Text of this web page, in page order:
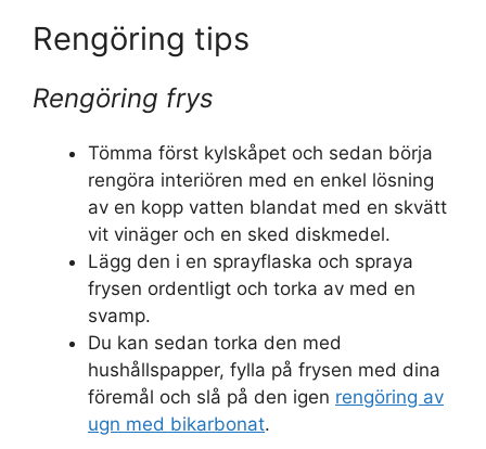
Rengöring tips
Rengöring frys
Tömma först kylskåpet och sedan börja
rengöra interiören med en enkel lösning
av en kopp vatten blandat med en skvätt
vit vinäger och en sked diskmedel.
Lägg den i en sprayflaska och spraya
frysen ordentligt och torka av med en
svamp.
Du kan sedan torka den med
hushållspapper, fylla på frysen med dina
föremål och slå på den igen rengöring av
ugn med bikarbonat.